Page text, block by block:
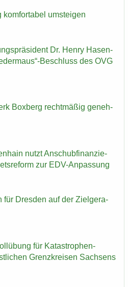
kom­for­ta­bel um­stei­gen
Dr. Henry Ha­sen­
​Beschluss des OVG
Box­berg recht­mä­ßig ge­neh­
nutzt An­schub­fi­nan­zie­
zur EDV-​Anpassung
für Dres­den auf der Ziel­ge­ra­
für Ka­ta­stro­phen­
Grenz­krei­sen Sach­sens